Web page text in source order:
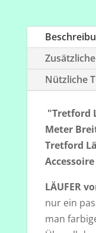
Nützliche
"Tretford
Meter
Tretford
Accessoire
LÄUFER
nur ein
man